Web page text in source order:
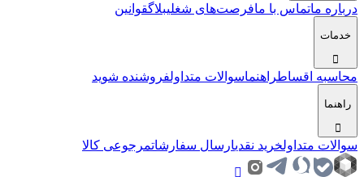
درباره ماتماس با مافرصت‌های شغلیبلاگقوانین
خدمات
محاسبه اقساطراهنماسوالات متداولفروشنده شوید
راهنما
سوالات متداولخرید نقدیارسال سفارشاتمرجوعی کالا